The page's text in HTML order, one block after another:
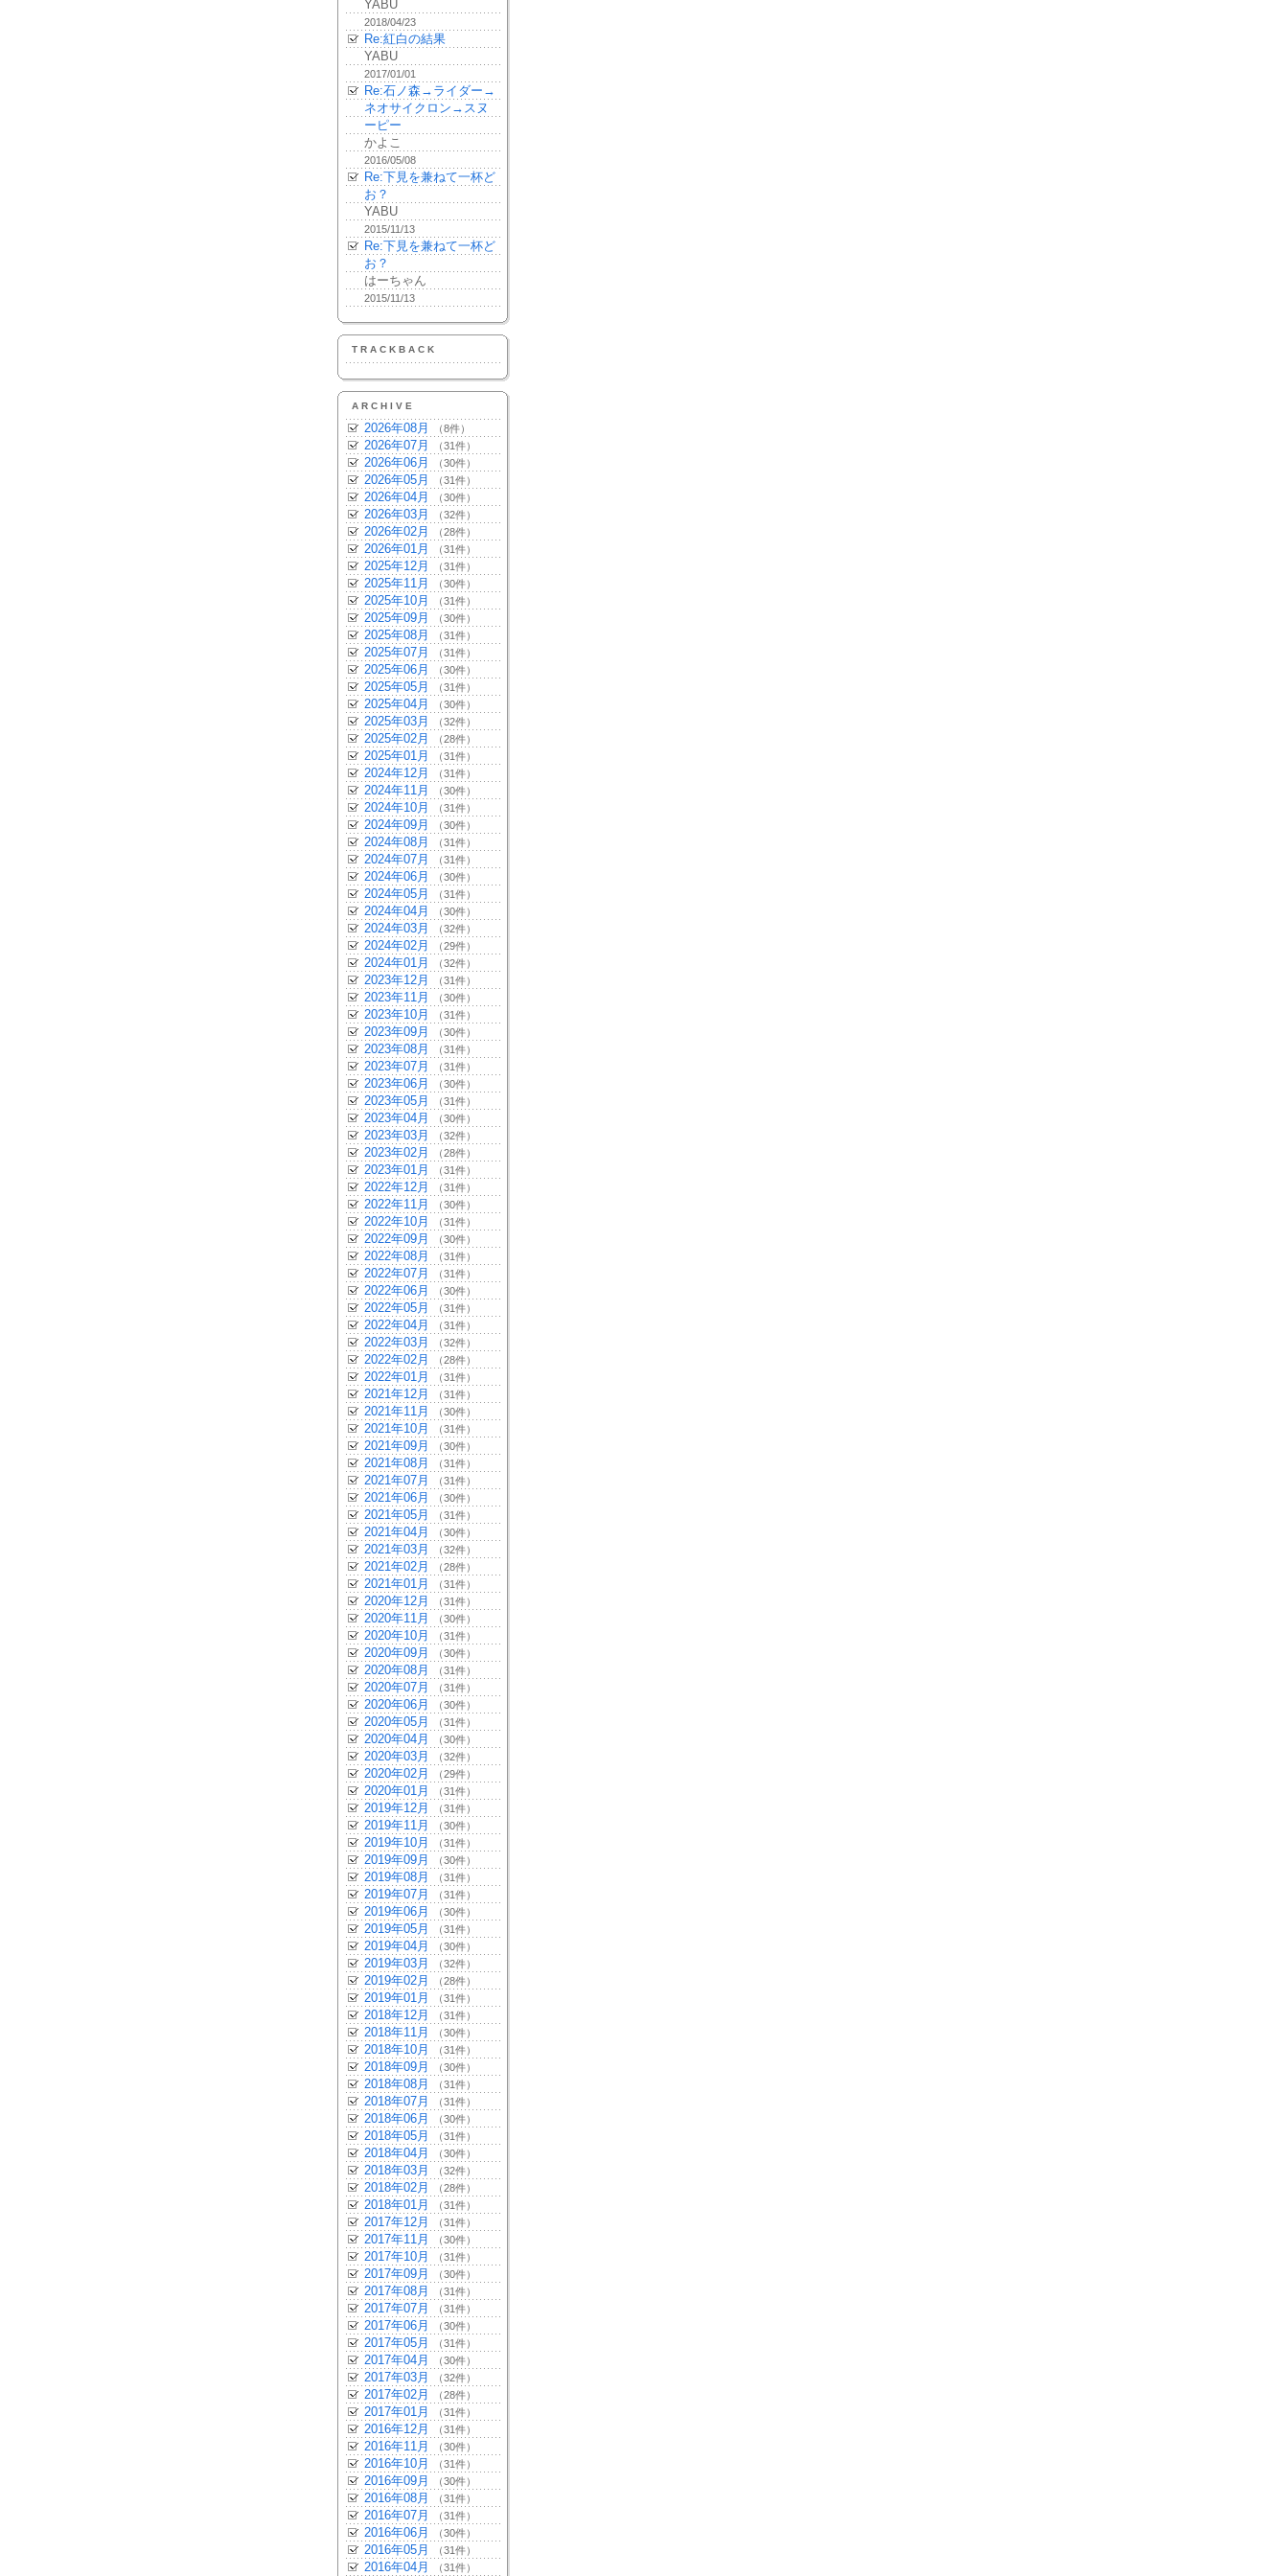
YABU
2018/04/23
Re:紅白の結果
YABU
2017/01/01
Re:石ノ森→ライダー→
ネオサイクロン→スヌ
ーピー
かよこ
2016/05/08
Re:下見を兼ねて一杯ど
お？
YABU
2015/11/13
Re:下見を兼ねて一杯ど
お？
はーちゃん
2015/11/13
TRACKBACK
ARCHIVE
2026年08月 （8件）
2026年07月 （31件）
2026年06月 （30件）
2026年05月 （31件）
2026年04月 （30件）
2026年03月 （32件）
2026年02月 （28件）
2026年01月 （31件）
2025年12月 （31件）
2025年11月 （30件）
2025年10月 （31件）
2025年09月 （30件）
2025年08月 （31件）
2025年07月 （31件）
2025年06月 （30件）
2025年05月 （31件）
2025年04月 （30件）
2025年03月 （32件）
2025年02月 （28件）
2025年01月 （31件）
2024年12月 （31件）
2024年11月 （30件）
2024年10月 （31件）
2024年09月 （30件）
2024年08月 （31件）
2024年07月 （31件）
2024年06月 （30件）
2024年05月 （31件）
2024年04月 （30件）
2024年03月 （32件）
2024年02月 （29件）
2024年01月 （32件）
2023年12月 （31件）
2023年11月 （30件）
2023年10月 （31件）
2023年09月 （30件）
2023年08月 （31件）
2023年07月 （31件）
2023年06月 （30件）
2023年05月 （31件）
2023年04月 （30件）
2023年03月 （32件）
2023年02月 （28件）
2023年01月 （31件）
2022年12月 （31件）
2022年11月 （30件）
2022年10月 （31件）
2022年09月 （30件）
2022年08月 （31件）
2022年07月 （31件）
2022年06月 （30件）
2022年05月 （31件）
2022年04月 （31件）
2022年03月 （32件）
2022年02月 （28件）
2022年01月 （31件）
2021年12月 （31件）
2021年11月 （30件）
2021年10月 （31件）
2021年09月 （30件）
2021年08月 （31件）
2021年07月 （31件）
2021年06月 （30件）
2021年05月 （31件）
2021年04月 （30件）
2021年03月 （32件）
2021年02月 （28件）
2021年01月 （31件）
2020年12月 （31件）
2020年11月 （30件）
2020年10月 （31件）
2020年09月 （30件）
2020年08月 （31件）
2020年07月 （31件）
2020年06月 （30件）
2020年05月 （31件）
2020年04月 （30件）
2020年03月 （32件）
2020年02月 （29件）
2020年01月 （31件）
2019年12月 （31件）
2019年11月 （30件）
2019年10月 （31件）
2019年09月 （30件）
2019年08月 （31件）
2019年07月 （31件）
2019年06月 （30件）
2019年05月 （31件）
2019年04月 （30件）
2019年03月 （32件）
2019年02月 （28件）
2019年01月 （31件）
2018年12月 （31件）
2018年11月 （30件）
2018年10月 （31件）
2018年09月 （30件）
2018年08月 （31件）
2018年07月 （31件）
2018年06月 （30件）
2018年05月 （31件）
2018年04月 （30件）
2018年03月 （32件）
2018年02月 （28件）
2018年01月 （31件）
2017年12月 （31件）
2017年11月 （30件）
2017年10月 （31件）
2017年09月 （30件）
2017年08月 （31件）
2017年07月 （31件）
2017年06月 （30件）
2017年05月 （31件）
2017年04月 （30件）
2017年03月 （32件）
2017年02月 （28件）
2017年01月 （31件）
2016年12月 （31件）
2016年11月 （30件）
2016年10月 （31件）
2016年09月 （30件）
2016年08月 （31件）
2016年07月 （31件）
2016年06月 （30件）
2016年05月 （31件）
2016年04月 （31件）